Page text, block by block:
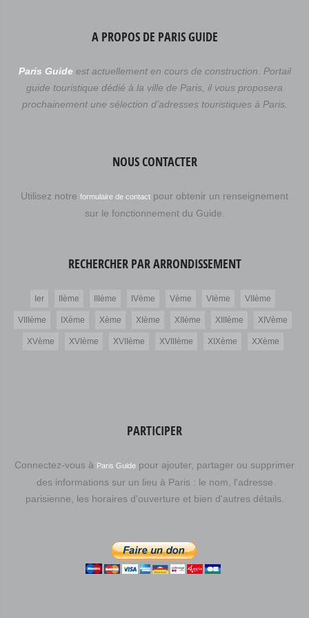
A PROPOS DE PARIS GUIDE
Paris Guideest actuellement en cours de construction. Portail
guide touristique dédié à la ville de Paris, il vous proposera
prochainement une sélection d’adresses touristiques à Paris.
NOUS CONTACTER
Utilisez notre formulaire de contact pour obtenir un renseignement
sur le fonctionnement du Guide.
RECHERCHER PAR ARRONDISSEMENT
Ier IIème IIIème IVème Vème VIème VIIème
VIIIème IXème Xème XIème XIIème XIIIème XIVème
XVème XVIème XVIIème XVIIIème XIXème XXème
PARTICIPER
Connectez-vous à Paris Guide pour ajouter, partager ou supprimer
des informations sur un lieu à Paris : le nom, l'adresse
parisienne, les horaires d'ouverture et bien d'autres détails.